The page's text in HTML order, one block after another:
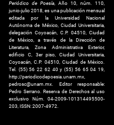
Periódico de Poesía , Año 10, núm. 110,
junio-julio 2018, es una publicación mensual
editada por la Universidad Nacional
Autónoma de México, Ciudad Universitaria,
delegación Coyoacán, C.P. 04510, Ciudad
de México, a través de la Dirección de
Literatura, Zona Administrativa Exterior,
edificio C, 3er piso, Ciudad Universitaria,
Coyoacán, C.P. 04510, Ciudad de México.
Tel. (55) 56 22 62 40 y (55) 56 65 04 19,
http://periodicodepoesia.unam.mx,
pedrosc@unam.mx. Editor responsable:
Pedro Serrano. Reserva de Derechos al uso
exclusivo Núm. 04-2009-101314495500-
203, ISSN: 2007-4972.